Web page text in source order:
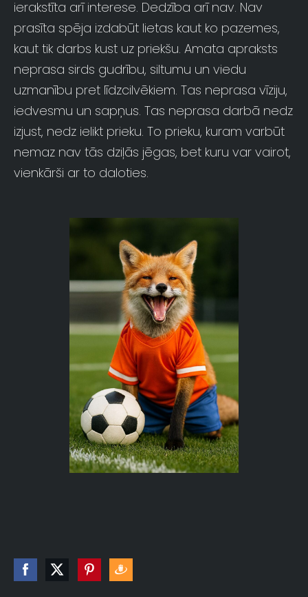
ierakstīta arī interese. Dedzība arī nav. Nav
prasīta spēja izdabūt lietas kaut ko pazemes,
kaut tik darbs kust uz priekšu. Amata apraksts
neprasa sirds gudrību, siltumu un viedu
uzmanību pret līdzcilvēkiem. Tas neprasa vīziju,
iedvesmu un sapņus. Tas neprasa darbā nedz
izjust, nedz ielikt prieku. To prieku, kuram varbūt
nemaz nav tās dziļās jēgas, bet kuru var vairot,
vienkārši ar to daloties.